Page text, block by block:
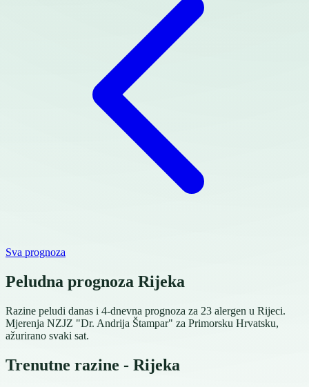
Sva prognoza
Peludna prognoza Rijeka
Razine peludi danas i 4-dnevna prognoza za 23 alergen u Rijeci.
Mjerenja NZJZ "Dr. Andrija Štampar" za Primorsku Hrvatsku,
ažurirano svaki sat.
Trenutne razine - Rijeka